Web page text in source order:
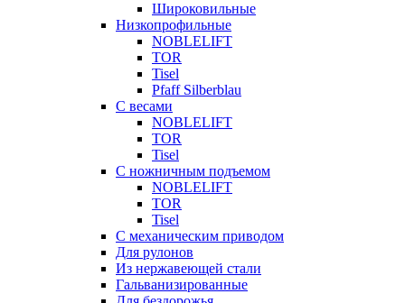
Широковильные
Низкопрофильные
NOBLELIFT
TOR
Tisel
Pfaff Silberblau
С весами
NOBLELIFT
TOR
Tisel
С ножничным подъемом
NOBLELIFT
TOR
Tisel
С механическим приводом
Для рулонов
Из нержавеющей стали
Гальванизированные